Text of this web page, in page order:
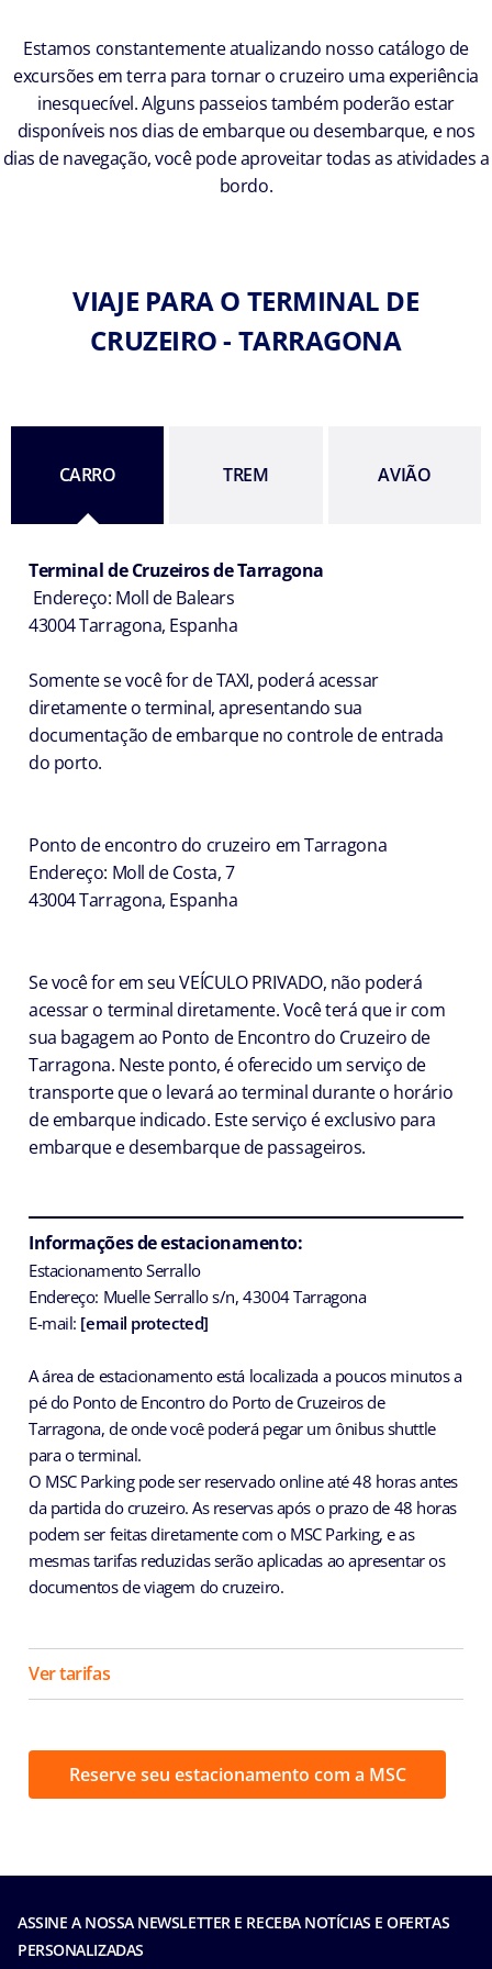
Estamos constantemente atualizando nosso catálogo de
excursões em terra para tornar o cruzeiro uma experiência
inesquecível. Alguns passeios também poderão estar
disponíveis nos dias de embarque ou desembarque, e nos
dias de navegação, você pode aproveitar todas as atividades a
bordo.
VIAJE PARA O TERMINAL DE
CRUZEIRO - TARRAGONA
CARRO TREM AVIÃO
Terminal de Cruzeiros de Tarragona
Endereço: Moll de Balears
43004 Tarragona, Espanha
Somente se você for de TAXI, poderá acessar
diretamente o terminal, apresentando sua
documentação de embarque no controle de entrada
do porto.
Ponto de encontro do cruzeiro em Tarragona
Endereço: Moll de Costa, 7
43004 Tarragona, Espanha
Se você for em seu VEÍCULO PRIVADO, não poderá
acessar o terminal diretamente. Você terá que ir com
sua bagagem ao Ponto de Encontro do Cruzeiro de
Tarragona. Neste ponto, é oferecido um serviço de
transporte que o levará ao terminal durante o horário
de embarque indicado. Este serviço é exclusivo para
embarque e desembarque de passageiros.
Reserve seu estacionamento com a MSC
Informações de estacionamento:
Estacionamento Serrallo
Endereço: Muelle Serrallo s/n, 43004 Tarragona
E-mail: [email protected]
A área de estacionamento está localizada a poucos minutos a
pé do Ponto de Encontro do Porto de Cruzeiros de
Tarragona, de onde você poderá pegar um ônibus shuttle
para o terminal.
O MSC Parking pode ser reservado online até 48 horas antes
da partida do cruzeiro. As reservas após o prazo de 48 horas
podem ser feitas diretamente com o MSC Parking, e as
mesmas tarifas reduzidas serão aplicadas ao apresentar os
documentos de viagem do cruzeiro.
Ver tarifas
ASSINE A NOSSA NEWSLETTER E RECEBA NOTÍCIAS E OFERTAS
PERSONALIZADAS